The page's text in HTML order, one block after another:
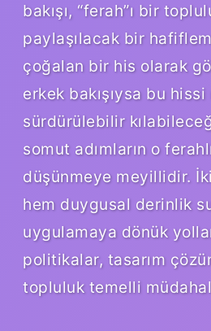
bakışı, “ferah”ı bir
paylaşılacak bir
çoğalan bir his olarak
erkek bakışıysa bu hissi
sürdürülebilir
somut adımların o
düşünmeye meyillidir.
hem duygusal derinlik
uygulamaya dönük
politikalar, tasarım
topluluk temelli